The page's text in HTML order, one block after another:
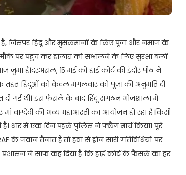
है, जिसपर हिंदू और मुसलमानों के लिए पूजा और नमाज के
पर पहुंच कर हालात को संभालने के लिए सुरक्षा बलों
जुमा है।दरअसल, 15 मई को हाई कोर्ट की इंदौर पीठ ने
हिंदुओं को केवल मंगलवार को पूजा की अनुमति दी
गई थी। इस फैसले के बाद हिंदू संगठन भोजशाला में
वाग्देवी की भव्य महाआरती का आयोजन हो रहा है।किसी
धार में एक दिन पहले पुलिस ने फ्लैग मार्च किया। पूरे
के जवान तैनात हैं तो हवा से ड्रोन सारी गतिविधियों पर
प्रशासन ने साफ कह दिया है कि हाई कोर्ट के फैसले का हर